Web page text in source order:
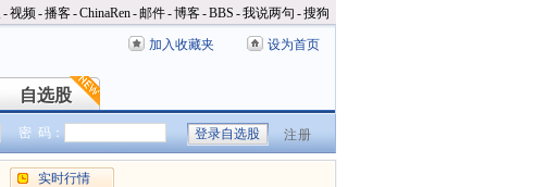
-视频-播客-ChinaRen-邮件-博客-BBS -我说两句 -搜狗
加入收藏夹 设为首页
自选股
自选股
密 码： 注册
实时行情